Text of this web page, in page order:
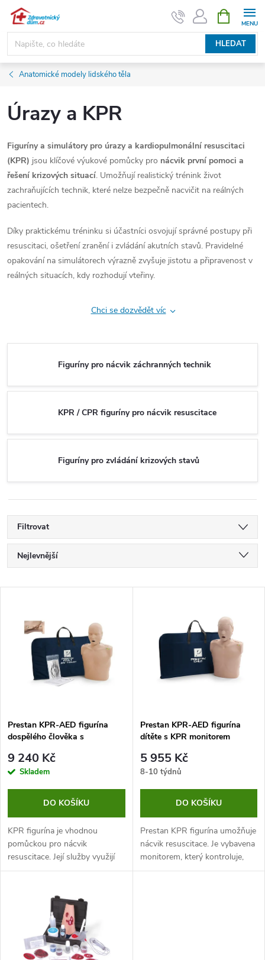
Přejít
obsah
HLEDAT
NÁKUPNÍ
KOŠÍK
Anatomické modely lidského těla
Úrazy a KPR
Figuríny a simulátory pro úrazy a kardiopulmonální resuscitaci
(KPR) jsou klíčové výukové pomůcky pro nácvik první pomoci a
řešení krizových situací. Umožňují realistický trénink život
zachraňujících technik, které nelze bezpečně nacvičit na reálných
pacientech.
Díky praktickému tréninku si účastníci osvojují správné postupy při
resuscitaci, ošetření zranění i zvládání akutních stavů. Pravidelné
opakování na simulátorech výrazně zvyšuje jistotu a připravenost v
reálných situacích, kdy rozhodují vteřiny.
Chci se dozvědět víc
Figuríny pro nácvik záchranných technik
KPR / CPR figuríny pro nácvik resuscitace
Figuríny pro zvládání krizových stavů
Filtrovat
Ř
a
p
r
o
d
u
Nejlevnější
Abecedně
s
p
r
d
u
Prestan KPR-AED figurína
dospělého člověka s
monitorem
9 240 Kč
Skladem
DO KOŠÍKU
KPR figurína je vhodnou
pomůckou pro nácvik
resuscitace. Její služby využijí
například školy se
první pomoci nebo autoškoly.
Figurína je vybavena...
Prestan KPR-AED figurína
dítěte s KPR monitorem
5 955 Kč
8-10 týdnů
DO KOŠÍKU
Prestan KPR figurína umožňuje
nácvik resuscitace. Je vybavena
monitorem, který kontroluje,
zda resuscitace probíhá